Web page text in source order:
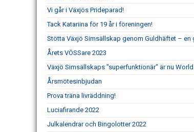
Vi går i Växjös Prideparad!
Tack Katariina för 19 år i föreningen!
Stötta Växjö Simsällskap genom Guldhäftet –
Årets VÖSSare 2023
Växjö Simsällskaps "superfunktionär" är nu
Årsmötesinbjudan
Prova träna livräddning!
Luciafirande 2022
Julkalendrar och Bingolotter 2022